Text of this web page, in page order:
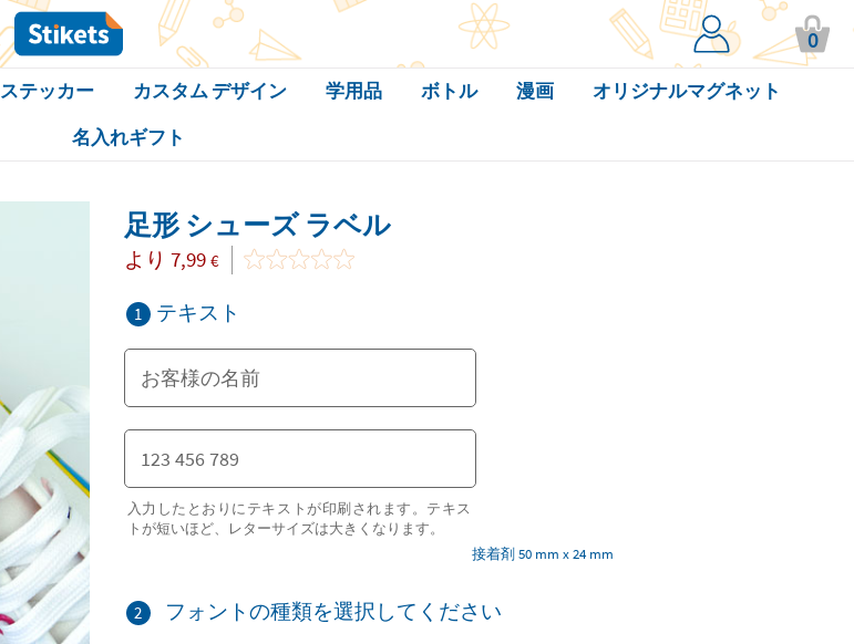
0
ステッカー カスタム デザイン 学用品 ボトル 漫画
オリジナルマグネット
名入れギフト
足形 シューズ ラベル
より 7,99 €
1 テキスト
入力したとおりにテキストが印刷されます。テキス
トが短いほど、レターサイズは大きくなります。
接着剤 50 mm x 24 mm
2 フォントの種類を選択してください